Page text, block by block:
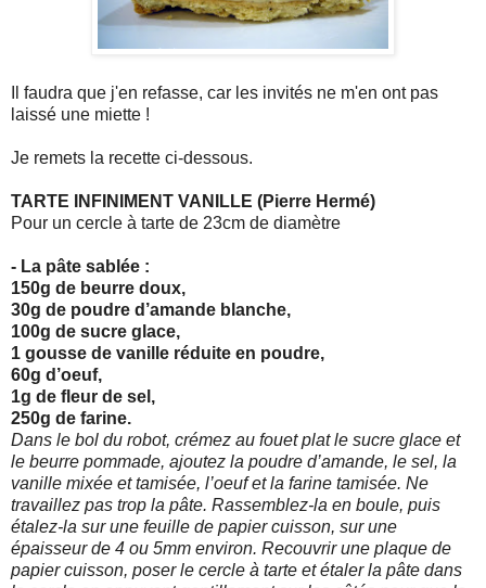
Il faudra que j'en refasse, car les invités ne m'en ont pas
laissé une miette !
Je remets la recette ci-dessous.
TARTE INFINIMENT VANILLE (Pierre Hermé)
Pour un cercle à tarte de 23cm de diamètre
- La pâte sablée :
150g de beurre doux,
30g de poudre d’amande blanche,
100g de sucre glace,
1 gousse de vanille réduite en poudre,
60g d’oeuf,
1g de fleur de sel,
250g de farine.
Dans le bol du robot, crémez au fouet plat le sucre glace et
le beurre pommade, ajoutez la poudre d’amande, le sel, la
vanille mixée et tamisée, l’oeuf et la farine tamisée. Ne
travaillez pas trop la pâte. Rassemblez-la en boule, puis
étalez-la sur une feuille de papier cuisson, sur une
épaisseur de 4 ou 5mm environ. Recouvrir une plaque de
papier cuisson, poser le cercle à tarte et étaler la pâte dans